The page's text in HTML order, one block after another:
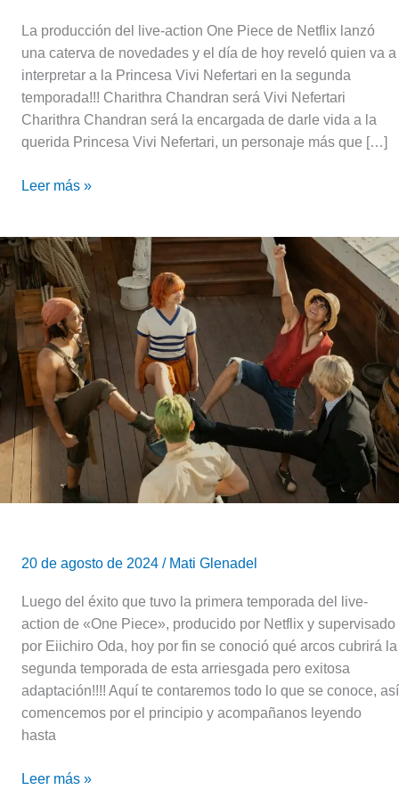
La producción del live-action One Piece de Netflix lanzó
una caterva de novedades y el día de hoy reveló quien va a
interpretar a la Princesa Vivi Nefertari en la segunda
temporada!!! Charithra Chandran será Vivi Nefertari
Charithra Chandran será la encargada de darle vida a la
querida Princesa Vivi Nefertari, un personaje más que […]
Leer más »
20 de agosto de 2024 / Mati Glenadel
Luego del éxito que tuvo la primera temporada del live-
action de «One Piece», producido por Netflix y supervisado
por Eiichiro Oda, hoy por fin se conoció qué arcos cubrirá la
segunda temporada de esta arriesgada pero exitosa
adaptación!!!! Aquí te contaremos todo lo que se conoce, así
comencemos por el principio y acompañanos leyendo
hasta
Se
reveló
qué
arcos
cubrirá
la
s2
live-
action
One
Piece
de
Leer más »